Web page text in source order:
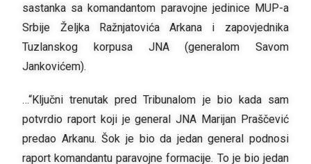
sastanka sa komandantom paravojne jedinice MUP-a
Srbije Željka Ražnjatovića Arkana i zapovjednika
Tuzlanskog korpusa JNA (generalom Savom
Jankovićem).
…“Ključni trenutak pred Tribunalom je bio kada sam
potvrdio raport koji je general JNA Marijan Praščević
predao Arkanu. Šok je bio da jedan general podnosi
raport komandantu paravojne formacije. To je bio jedan